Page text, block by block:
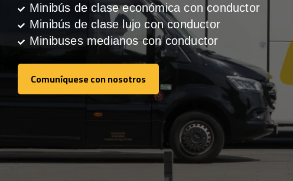
Minibús de clase económica con conductor
Minibús de clase lujo con conductor
Minibuses medianos con conductor
Comuníquese con nosotros
Comuníquese con nosotros